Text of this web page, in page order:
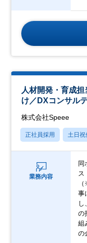
人材開発・育成
け／DXコンサル
株式会社Speee
正社員採用 土日祝
業務内容
同
ス
事
し
の
組
の